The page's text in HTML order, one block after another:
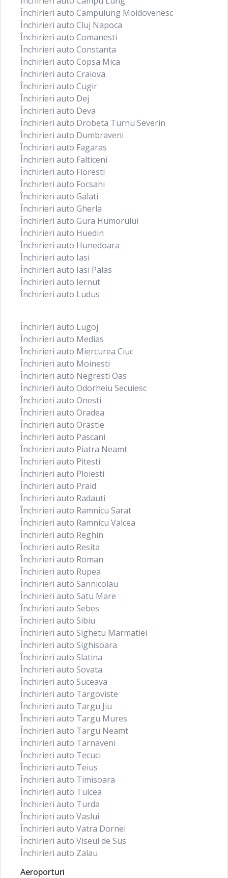
Închirieri auto Campulung Moldovenesc
Închirieri auto Cluj Napoca
Închirieri auto Comanesti
Închirieri auto Constanta
Închirieri auto Copsa Mica
Închirieri auto Craiova
Închirieri auto Cugir
Închirieri auto Dej
Închirieri auto Deva
Închirieri auto Drobeta Turnu Severin
Închirieri auto Dumbraveni
Închirieri auto Fagaras
Închirieri auto Falticeni
Închirieri auto Floresti
Închirieri auto Focsani
Închirieri auto Galati
Închirieri auto Gherla
Închirieri auto Gura Humorului
Închirieri auto Huedin
Închirieri auto Hunedoara
Închirieri auto Iasi
Închirieri auto Iasi Palas
Închirieri auto Iernut
Închirieri auto Ludus
Închirieri auto Lugoj
Închirieri auto Medias
Închirieri auto Miercurea Ciuc
Închirieri auto Moinesti
Închirieri auto Negresti Oas
Închirieri auto Odorheiu Secuiesc
Închirieri auto Onesti
Închirieri auto Oradea
Închirieri auto Orastie
Închirieri auto Pascani
Închirieri auto Piatra Neamt
Închirieri auto Pitesti
Închirieri auto Ploiesti
Închirieri auto Praid
Închirieri auto Radauti
Închirieri auto Ramnicu Sarat
Închirieri auto Ramnicu Valcea
Închirieri auto Reghin
Închirieri auto Resita
Închirieri auto Roman
Închirieri auto Rupea
Închirieri auto Sannicolau
Închirieri auto Satu Mare
Închirieri auto Sebes
Închirieri auto Sibiu
Închirieri auto Sighetu Marmatiei
Închirieri auto Sighisoara
Închirieri auto Slatina
Închirieri auto Sovata
Închirieri auto Suceava
Închirieri auto Targoviste
Închirieri auto Targu Jiu
Închirieri auto Targu Mures
Închirieri auto Targu Neamt
Închirieri auto Tarnaveni
Închirieri auto Tecuci
Închirieri auto Teius
Închirieri auto Timisoara
Închirieri auto Tulcea
Închirieri auto Turda
Închirieri auto Vaslui
Închirieri auto Vatra Dornei
Închirieri auto Viseul de Sus
Închirieri auto Zalau
Aeroporturi